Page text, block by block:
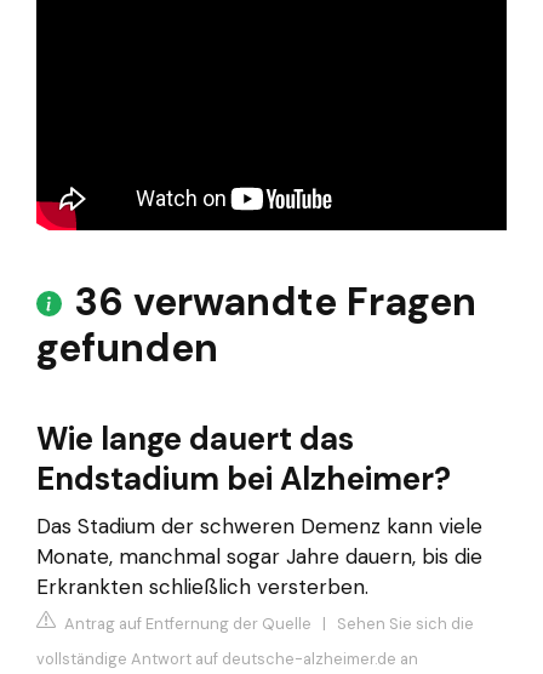
36 verwandte Fragen
gefunden
Wie lange dauert das
Endstadium bei Alzheimer?
Das Stadium der schweren Demenz kann viele
Monate, manchmal sogar Jahre dauern, bis die
Erkrankten schließlich versterben.
Antrag auf Entfernung der Quelle | Sehen Sie sich die
vollständige Antwort auf deutsche-alzheimer.de an